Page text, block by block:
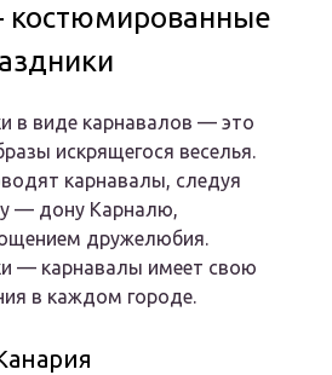
в виде карнавалов — это
искрящегося веселья.
карнавалы, следуя
— дону Карналю,
дружелюбия.
— карнавалы имеет свою
в каждом городе.